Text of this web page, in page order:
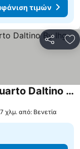
τιμών
Crowne Plaza Venice East - Quarto Daltino By Ihg
χλμ. από: Βενετία